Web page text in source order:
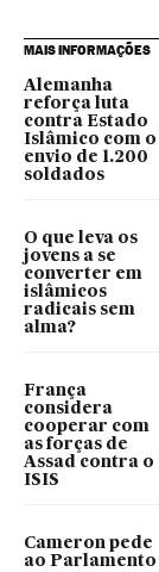
MAIS INFORMAÇÕES
Alemanha
reforça luta
contra Estado
Islâmico com o
envio de 1.200
soldados
O que leva os
jovens a se
converter em
islâmicos
radicais sem
alma?
França
considera
cooperar com
as forças de
Assad contra o
ISIS
Cameron pede
ao Parlamento